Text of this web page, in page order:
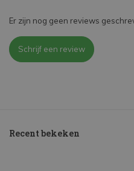
Er zijn nog geen reviews
Schrijf een review
Recent bekeken